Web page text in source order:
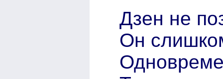
Дзен не
Он